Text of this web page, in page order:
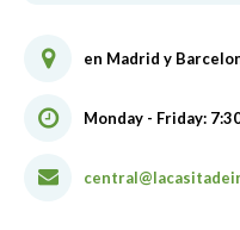
en Madrid y
Monday - Friday: